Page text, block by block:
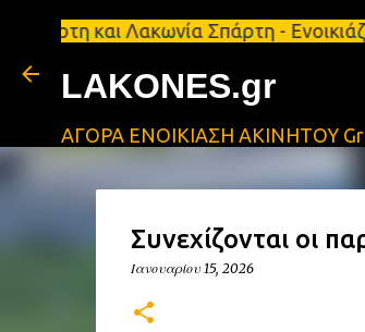
Λακωνία Σπάρτη -
LAKONES.gr
ΑΓΟΡΑ ΕΝΟΙΚΙΑΣΗ ΑΚΙΝΗΤΟΥ
Συνεχίζονται οι
Ιανουαρίου 15, 2026